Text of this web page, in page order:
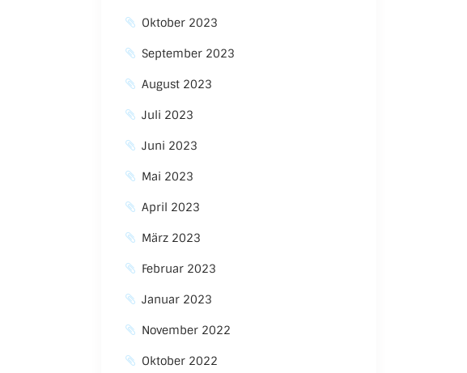
Oktober 2023
September 2023
August 2023
Juli 2023
Juni 2023
Mai 2023
April 2023
März 2023
Februar 2023
Januar 2023
November 2022
Oktober 2022